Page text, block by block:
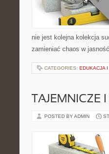
nie jest kolejna kolekcja
zamieniać chaos w
CATEGORIES: EDUKACJA
TAJEMNICZE
POSTED BY ADMIN